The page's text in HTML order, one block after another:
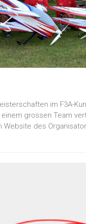
im F3A-
grossen Team
Website des